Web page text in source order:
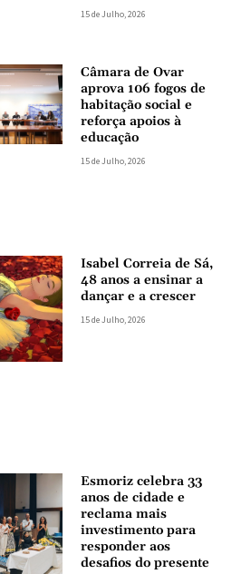
15 de Julho, 2026
Câmara de Ovar
aprova 106 fogos de
habitação social e
reforça apoios à
educação
15 de Julho, 2026
Isabel Correia de Sá,
48 anos a ensinar a
dançar e a crescer
15 de Julho, 2026
Esmoriz celebra 33
anos de cidade e
reclama mais
investimento para
responder aos
desafios do presente